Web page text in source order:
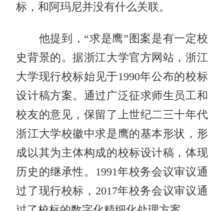
标，和阿玛尼并没有什么关联。
他提到，“求是鹰”图案是有一定校
史背景的。据浙江大学官方网站，浙江
大学现行校标始见于1990年公布的校标
设计稿方案。通过广泛征求师生员工和
校友的意见，保留了上世纪二三十年代
浙江大学校徽中求是鹰的基本形状，形
成以其为主体构成的校标设计稿，体现
历史的继承性。1991年校务会议审议通
过了现行校标，2017年校务会议审议通